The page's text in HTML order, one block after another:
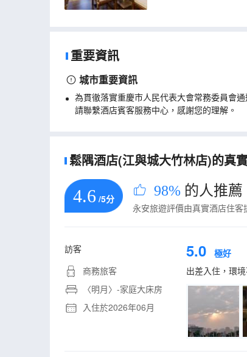
重要資訊
城市重要資訊
為貫徹落實重慶市人民代表大會常務委員會
請聯繫酒店賓客服務中心，感謝您的理解。
鬆隅酒店(江與城大竹林店)的真
4.6 /5分 98% 的人推薦
永安旅遊評價由真實酒店住客
訪客
商務旅客
〈明月〉-家庭大床房
入住於2026年06月
5.0 極好
出差入住，環